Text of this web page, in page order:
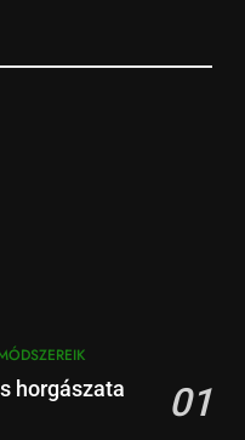
horgászata 01